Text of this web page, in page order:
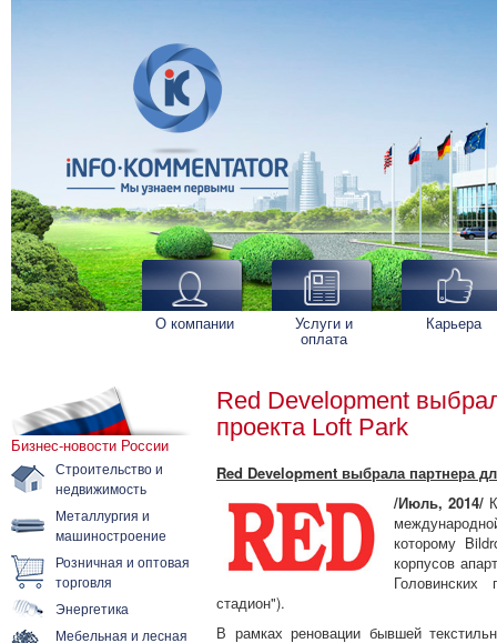
О компании Услуги и
оплата
Карьера
Бизнес-новости России
Строительство и
недвижимость
Металлургия и
машиностроение
Розничная и оптовая
торговля
Энергетика
Мебельная и лесная
Red Development
проекта Loft Park
Red Development выбрала партнера
/Июль, 2014/
которому
корпусов
стадион").
В рамках реновации бывшей